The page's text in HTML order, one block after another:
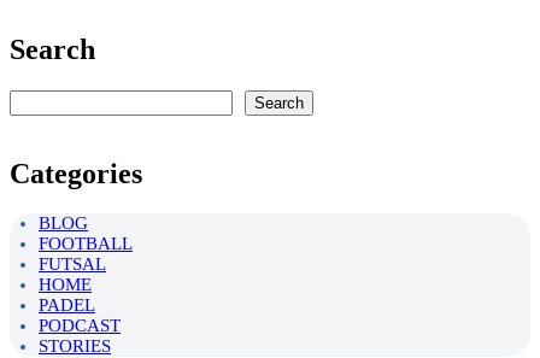
Search
Search
Categories
BLOG
FOOTBALL
FUTSAL
HOME
PADEL
PODCAST
STORIES